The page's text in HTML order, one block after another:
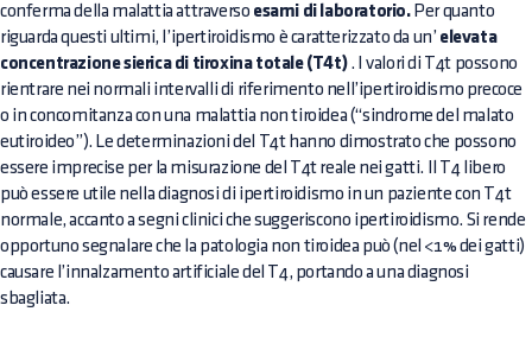
conferma della malattia attraverso esami di laboratorio.Per quanto
riguarda questi ultimi, l’ipertiroidismo è caratterizzato da un’ elevata
concentrazione sierica di tiroxina totale (T4t). I valori di T4t possono
rientrare nei normali intervalli di riferimento nell’ipertiroidismo precoce
o in concomitanza con una malattia non tiroidea (“sindrome del malato
eutiroideo”). Le determinazioni del T4t hanno dimostrato che possono
essere imprecise per la misurazione del T4t reale nei gatti. Il T4 libero
può essere utile nella diagnosi di ipertiroidismo in un paziente con T4t
normale, accanto a segni clinici che suggeriscono ipertiroidismo. Si rende
opportuno segnalare che la patologia non tiroidea può (nel <1% dei gatti)
causare l’innalzamento artificiale del T4, portando a una diagnosi
sbagliata.